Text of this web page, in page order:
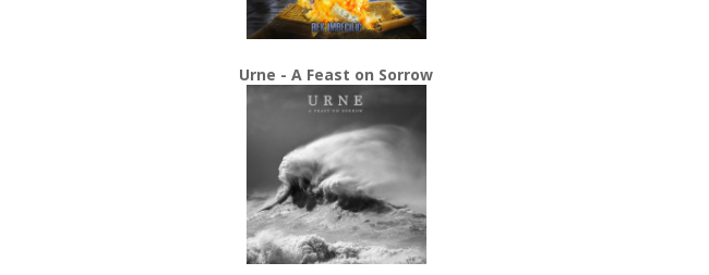
Urne - A Feast on Sorrow